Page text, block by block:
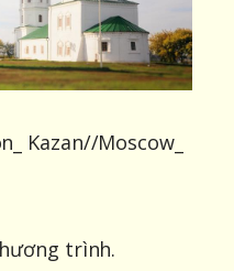
Kazan//Moscow_
trình.